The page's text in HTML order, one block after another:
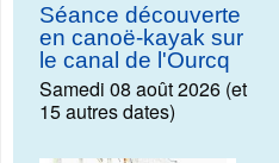
Séance découverte
en canoë-kayak sur
le canal de l'Ourcq
Samedi 08 août 2026 (et
15 autres dates)